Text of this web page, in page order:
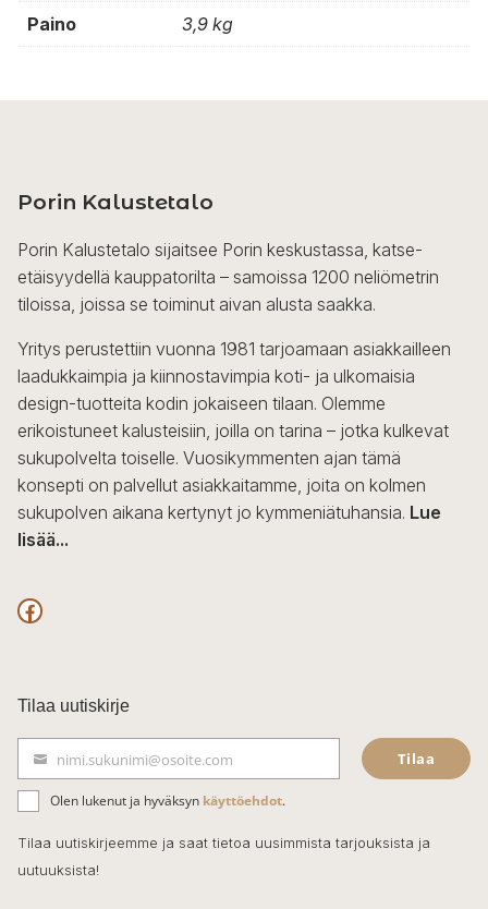
Paino 3,9 kg
Porin Kalustetalo
Porin Kalustetalo sijaitsee Porin keskustassa, katse-
etäisyydellä kauppatorilta – samoissa 1200 neliömetrin
tiloissa, joissa se toiminut aivan alusta saakka.
Yritys perustettiin vuonna 1981 tarjoamaan asiakkailleen
laadukkaimpia ja kiinnostavimpia koti- ja ulkomaisia
design-tuotteita kodin jokaiseen tilaan. Olemme
erikoistuneet kalusteisiin, joilla on tarina – jotka kulkevat
sukupolvelta toiselle. Vuosikymmenten ajan tämä
konsepti on palvellut asiakkaitamme, joita on kolmen
sukupolven aikana kertynyt jo kymmeniätuhansia. Lue
lisää...
F
c
e
b
o
o
k
Tilaa uutiskirje
ä
h
k
nimi.sukunimi@osoite.com Tilaa
Olen lukenut ja hyväksyn käyttöehdot.
Tilaa uutiskirjeemme ja saat tietoa uusimmista tarjouksista ja
uutuuksista!